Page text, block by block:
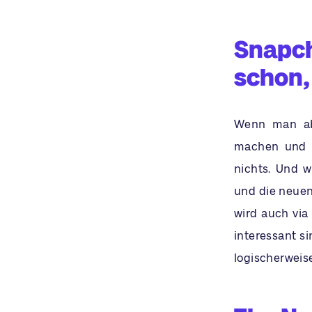
Wenn man
machen und
nichts. Und
und die
wird auch via
interessant